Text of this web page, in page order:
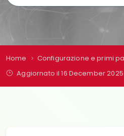
Home
Configurazione e primi
Aggiornato il 16 December 2025